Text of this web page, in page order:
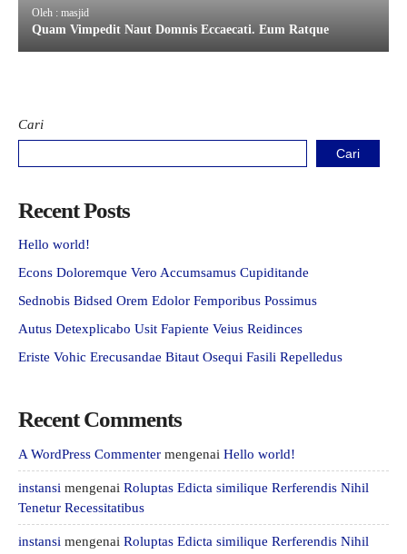
Oleh : masjid
Quam Vimpedit Naut Domnis Eccaecati. Eum Ratque
Cari
Cari
Recent Posts
Hello world!
Econs Doloremque Vero Accumsamus Cupiditande
Sednobis Bidsed Orem Edolor Femporibus Possimus
Autus Detexplicabo Usit Fapiente Veius Reidinces
Eriste Vohic Erecusandae Bitaut Osequi Fasili Repelledus
Recent Comments
A WordPress Commenter mengenai Hello world!
instansi mengenai Roluptas Edicta similique Rerferendis Nihil
Tenetur Recessitatibus
instansi mengenai Roluptas Edicta similique Rerferendis Nihil